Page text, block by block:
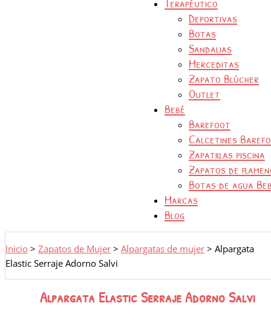
Deportivas
Botas
Sandalias
Merceditas
Zapato Blúcher
Outlet
Bebé
Barefoot
Calcetines
Zapatillas piscina
Zapatos de
Botas de agua
Marcas
Blog
Inicio > Zapatos de Mujer > Alpargatas de mujer > Alpargata
Elastic Serraje Adorno Salvi
Alpargata Elastic Serraje Adorno Salvi